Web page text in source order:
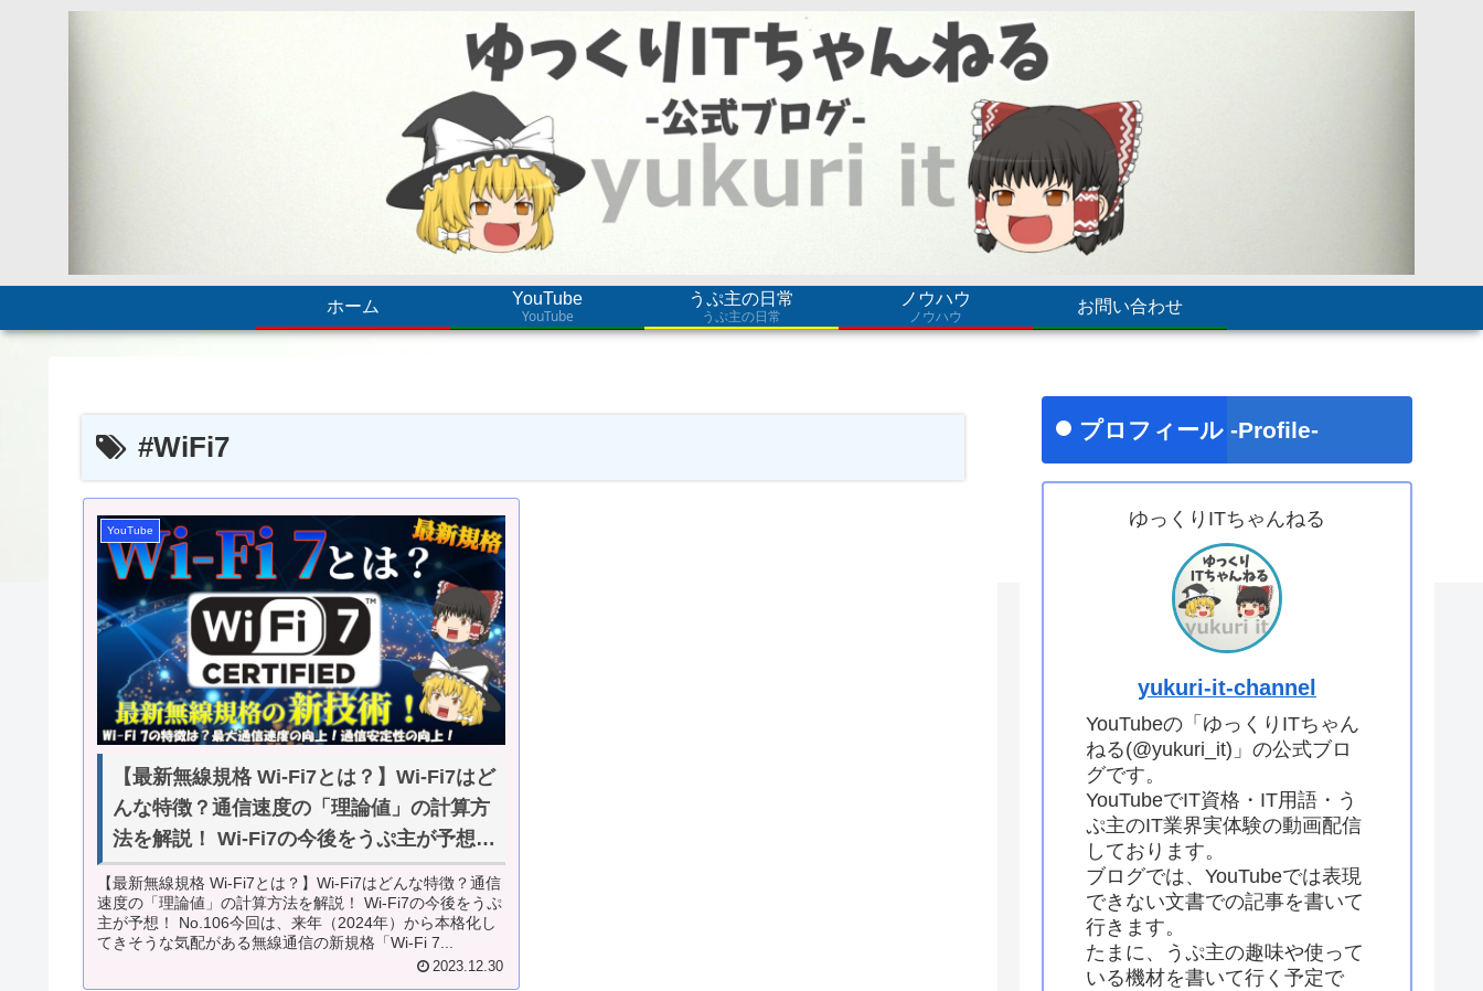
ホーム
YouTube
YouTube
うぷ主の日常
うぷ主の日常
ノウハウ
ノウハウ
お問い合わせ
#WiFi7
YouTube
【最新無線規格 Wi-Fi7とは？】Wi-Fi7はど
んな特徴？通信速度の「理論値」の計算方
法を解説！ Wi-Fi7の今後をうぷ主が予想！
No.106
【最新無線規格 Wi-Fi7とは？】Wi-Fi7はどんな特徴？通信
速度の「理論値」の計算方法を解説！ Wi-Fi7の今後をうぷ
主が予想！ No.106今回は、来年（2024年）から本格化し
てきそうな気配がある無線通信の新規格「Wi-Fi 7...
2023.12.30
プロフィール -Profile-
ゆっくりITちゃんねる
yukuri-it-channel
YouTubeの「ゆっくりITちゃん
ねる(@yukuri_it)」の公式ブロ
グです。
YouTubeでIT資格・IT用語・う
ぷ主のIT業界実体験の動画配信
しております。
ブログでは、YouTubeでは表現
できない文書での記事を書いて
行きます。
たまに、うぷ主の趣味や使って
いる機材を書いて行く予定で